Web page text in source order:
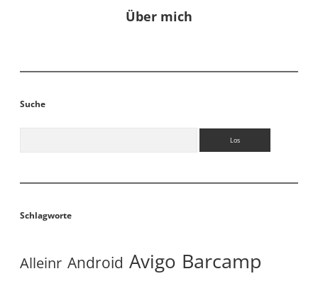
Über mich
Suche
Schlagworte
Alleinr Android Avigo Barcamp